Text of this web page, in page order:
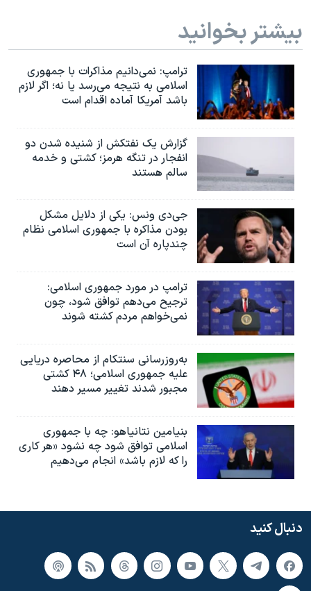
بیشتر بخوانید
ترامپ: نمی‌دانیم مذاکرات با جمهوری
اسلامی به نتیجه می‌رسد یا نه؛ اگر لازم
باشد آمریکا آماده اقدام است
گزارش یک نفتکش از شنیده شدن دو
انفجار در تنگه هرمز؛ کشتی و خدمه
سالم هستند
جی‌دی ونس: یکی از دلایل مشکل
بودن مذاکره با جمهوری اسلامی نظام
چندپاره آن است
ترامپ در مورد جمهوری اسلامی:
ترجیح می‌دهم توافق شود، چون
نمی‌خواهم مردم کشته شوند
به‌روزرسانی سنتکام از محاصره دریایی
علیه جمهوری اسلامی؛ ۴۸ کشتی
مجبور شدند تغییر مسیر دهند
بنیامین نتانیاهو: چه با جمهوری
اسلامی توافق شود چه نشود «هر کاری
را که لازم باشد» انجام می‌دهیم
دنبال کنید